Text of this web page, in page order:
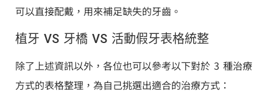
可以直接配戴，用來補足缺失的牙齒。
植牙 VS 牙橋 VS 活動假牙表格統整
除了上述資訊以外，各位也可以參考以下對於 3 種治療
方式的表格整理，為自己挑選出適合的治療方式：